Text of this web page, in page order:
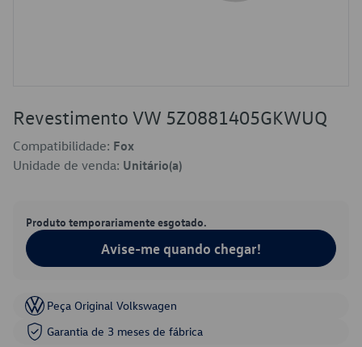
Revestimento VW 5Z0881405GKWUQ
Compatibilidade: Fox
Unidade de venda: Unitário(a)
Produto temporariamente esgotado.
Avise-me quando chegar!
Peça Original Volkswagen
Garantia de 3 meses de fábrica